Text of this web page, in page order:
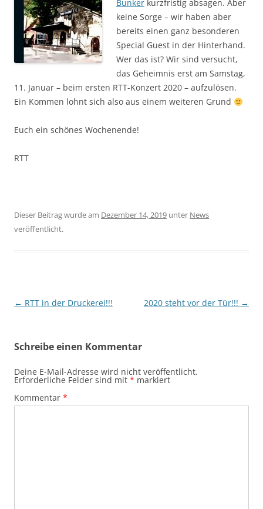
Bunker kurzfristig absagen. Aber
keine Sorge – wir haben aber
bereits einen ganz besonderen
Special Guest in der Hinterhand.
Wer das ist? Wir sind versucht,
das Geheimnis erst am Samstag,
11. Januar – beim ersten RTT-Konzert 2020 – aufzulösen.
Ein Kommen lohnt sich also aus einem weiteren Grund
Euch ein schönes Wochenende!
RTT
Dieser Beitrag wurde am Dezember 14, 2019 unter News
veröffentlicht.
Beitragsnavigation
← RTT in der Druckerei!!! 2020 steht vor der Tür!!! →
Schreibe einen Kommentar
Deine E-Mail-Adresse wird nicht veröffentlicht.
Erforderliche Felder sind mit * markiert
Kommentar *